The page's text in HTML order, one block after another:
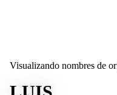
Visualizando nombres de